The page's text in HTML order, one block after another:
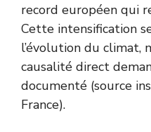
record européen qui
Cette intensification
l’évolution du climat,
causalité direct
documenté (source
France).